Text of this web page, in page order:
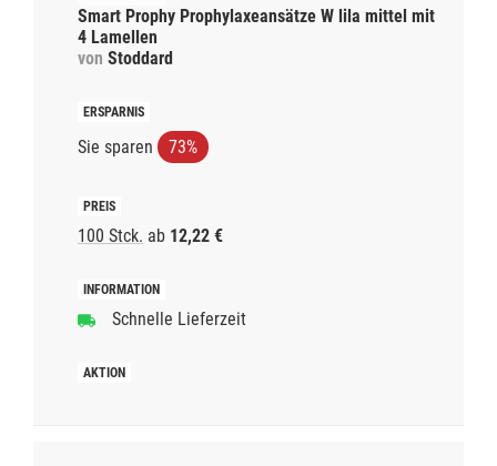
Smart Prophy Prophylaxeansätze W lila mittel mit
4 Lamellen
von Stoddard
Sie sparen 73%
100 Stck. ab 12,22 €
Schnelle Lieferzeit